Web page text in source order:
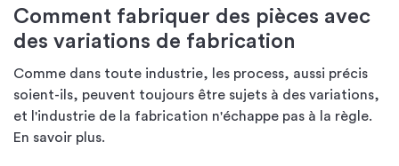
Comment fabriquer des pièces avec
des variations de fabrication
Comme dans toute industrie, les process, aussi précis
soient-ils, peuvent toujours être sujets à des variations,
et l'industrie de la fabrication n'échappe pas à la règle.
En savoir plus.